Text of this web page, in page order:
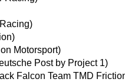
Motorsport)
Post by Project 1)
Falcon Team TMD